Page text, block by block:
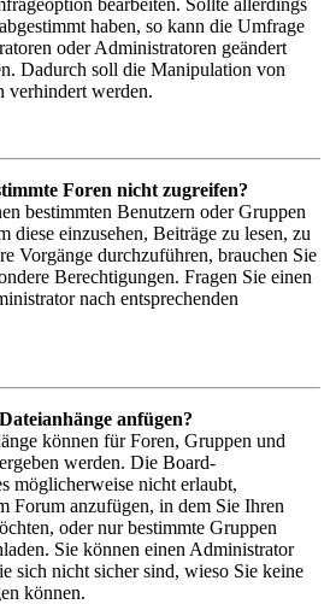
haben, so kann die Umfrage
oder Administratoren geändert
Dadurch soll die Manipulation von
verhindert werden.
Foren nicht zugreifen?
bestimmten Benutzern oder Gruppen
diese einzusehen, Beiträge zu lesen, zu
Vorgänge durchzuführen, brauchen Sie
Berechtigungen. Fragen Sie einen
nach entsprechenden
anfügen?
können für Foren, Gruppen und
werden. Die Board-
möglicherweise nicht erlaubt,
Forum anzufügen, in dem Sie Ihren
oder nur bestimmte Gruppen
Sie können einen Administrator
sich nicht sicher sind, wieso Sie keine
können.